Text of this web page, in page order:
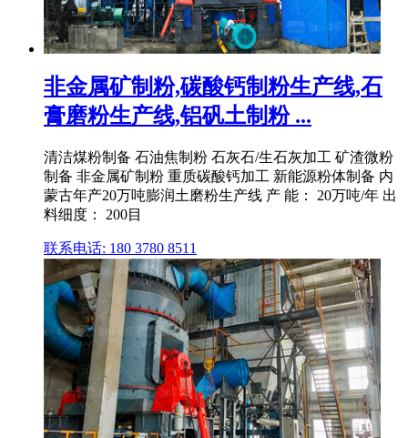
非金属矿制粉,碳酸钙制粉生产线,石
膏磨粉生产线,铝矾土制粉 ...
清洁煤粉制备 石油焦制粉 石灰石/生石灰加工 矿渣微粉
制备 非金属矿制粉 重质碳酸钙加工 新能源粉体制备 内
蒙古年产20万吨膨润土磨粉生产线 产 能： 20万吨/年 出
料细度： 200目
联系电话: 180 3780 8511